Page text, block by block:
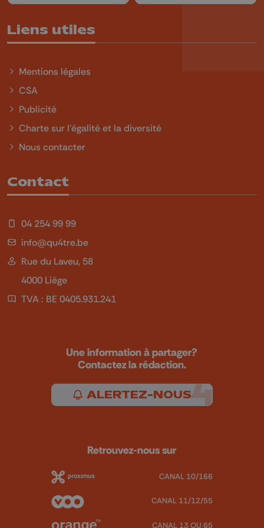
Liens utiles
Mentions légales
CSA
Publicité
Charte sur l'égalité et la diversité
Nous contacter
Contact
04 254 99 99
info@qu4tre.be
Rue du Laveu, 58
4000 Liège
TVA : BE 0405.931.241
Une information à partager?
Contactez la rédaction.
ALERTEZ-NOUS
Retrouvez-nous sur
CANAL 10/166
CANAL 11/12/55
CANAL 13 OU 65